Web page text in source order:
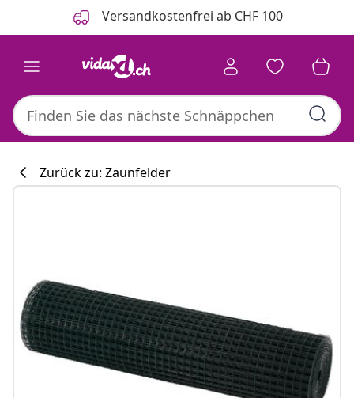
Versandkostenfrei ab CHF 100
Zurück zu: Zaunfelder